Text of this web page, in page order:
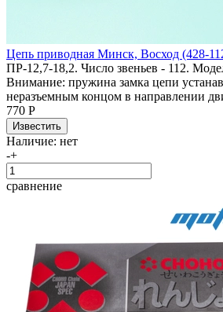
Цепь приводная Минск, Восход (428-
ПР-12,7-18,2. Число звеньев - 112.
Внимание: пружина замка цепи
неразъемным концом в направлении
770 Р
Наличие: нет
-+
сравнение